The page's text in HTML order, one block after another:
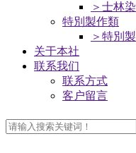
＞士林
特別製作類
＞特別
关于本社
联系我们
联系方式
客户留言